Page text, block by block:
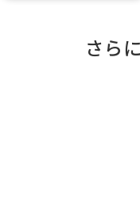
さら